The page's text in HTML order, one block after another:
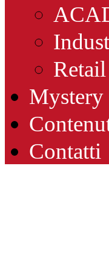
Retail
Mystery
Contatti